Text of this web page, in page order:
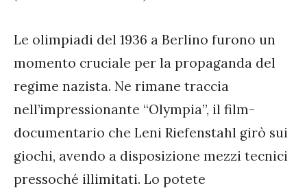
Le olimpiadi del 1936 a Berlino furono un
momento cruciale per la propaganda del
regime nazista. Ne rimane traccia
nell’impressionante “Olympia”, il film-
documentario che Leni Riefenstahl girò sui
giochi, avendo a disposizione mezzi tecnici
pressoché illimitati. Lo potete